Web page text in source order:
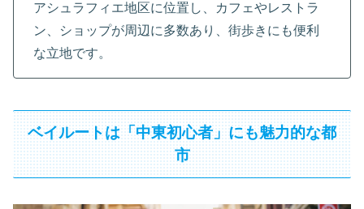
アシュラフィエ地区に位置し、カフェやレストラ
ン、ショップが周辺に多数あり、街歩きにも便利
な立地です。
ベイルートは「中東初心者」にも魅力的な都
市